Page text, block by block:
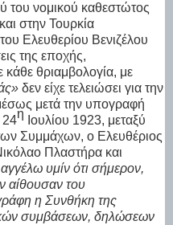
του νομικού καθεστώτος
στην Τουρκία
του Ελευθερίου Βενιζέλου
της εποχής,
θριαμβολογία, με
δεν είχε τελειώσει για την
μετά την υπογραφή
24η Ιουλίου 1923, μεταξύ
Συμμάχων, ο Ελευθέριος
Πλαστήρα και
υμίν ότι σήμερον,
αίθουσαν του
η Συνθήκη της
συμβάσεων, δηλώσεων